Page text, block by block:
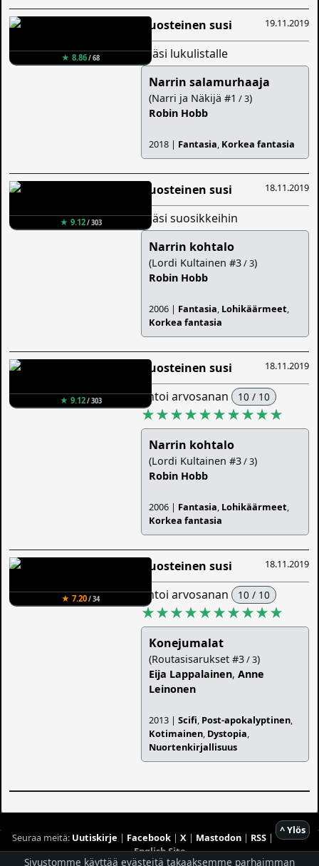
★ 8.86/ 68
19.11.2019
Ruosteinen susi
lisäsi lukulistalle
Narrin salamurhaaja
(Narri ja Näkijä #1 / 3)
Robin Hobb
2018 | Fantasia, Korkea fantasia
★ 9.12/ 303
18.11.2019
Ruosteinen susi
lisäsi suosikkeihin
Narrin kohtalo
(Lordi Kultainen #3/ 3)
Robin Hobb
2006 | Fantasia, Lohikäärmeet,
Korkea fantasia
★ 9.12/ 303
18.11.2019
Ruosteinen susi
antoi arvosanan 10 / 10
★★★★★★★★★★
Narrin kohtalo
(Lordi Kultainen #3/ 3)
Robin Hobb
2006 | Fantasia, Lohikäärmeet,
Korkea fantasia
★ 7.20/ 34
18.11.2019
Ruosteinen susi
antoi arvosanan 10 / 10
★★★★★★★★★★
Konejumalat
(Routasisarukset #3/ 3)
Eija Lappalainen,Anne
Leinonen
2013 |Scifi, Post-apokalyptinen,
Kotimainen, Dystopia,
Nuortenkirjallisuus
^ Ylös
Seuraa meitä: Uutiskirje | Facebook| X| Mastodon| RSS|
English Site
Sivustomme käyttää evästeitä takaaksemme parhaimman